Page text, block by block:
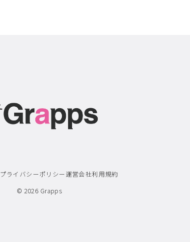
プライバシーポリシー運営会社利用規約
© 2026 Grapps